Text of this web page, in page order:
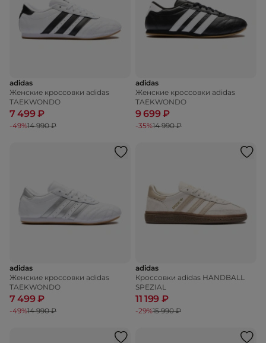
adidas
Женские кроссовки adidas
TAEKWONDO
7 499 ₽
-49%14 990 ₽
adidas
Женские кроссовки adidas
TAEKWONDO
9 699 ₽
-35%14 990 ₽
adidas
Женские кроссовки adidas
TAEKWONDO
7 499 ₽
-49%14 990 ₽
adidas
Кроссовки adidas HANDBALL
SPEZIAL
11 199 ₽
-29%15 990 ₽